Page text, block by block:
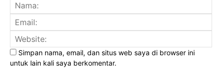
Simpan nama, email, dan situs web saya di browser ini
untuk lain kali saya berkomentar.